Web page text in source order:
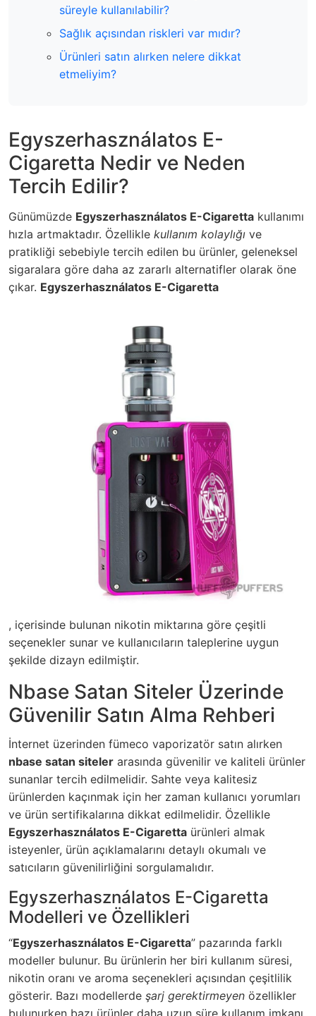
süreyle kullanılabilir?
Sağlık açısından riskleri var mıdır?
Ürünleri satın alırken nelere dikkat
etmeliyim?
Egyszerhasználatos E-
Cigaretta Nedir ve Neden
Tercih Edilir?
Günümüzde Egyszerhasználatos E-Cigaretta kullanımı
hızla artmaktadır. Özellikle kullanım kolaylığı ve
pratikliği sebebiyle tercih edilen bu ürünler, geleneksel
sigaralara göre daha az zararlı alternatifler olarak öne
çıkar. Egyszerhasználatos E-Cigaretta
, içerisinde bulunan nikotin miktarına göre çeşitli
seçenekler sunar ve kullanıcıların taleplerine uygun
şekilde dizayn edilmiştir.
Nbase Satan Siteler Üzerinde
Güvenilir Satın Alma Rehberi
İnternet üzerinden fümeco vaporizatör satın alırken
nbase satan siteler arasında güvenilir ve kaliteli ürünler
sunanlar tercih edilmelidir. Sahte veya kalitesiz
ürünlerden kaçınmak için her zaman kullanıcı yorumları
ve ürün sertifikalarına dikkat edilmelidir. Özellikle
Egyszerhasználatos E-Cigaretta ürünleri almak
isteyenler, ürün açıklamalarını detaylı okumalı ve
satıcıların güvenilirliğini sorgulamalıdır.
Egyszerhasználatos E-Cigaretta
Modelleri ve Özellikleri
“Egyszerhasználatos E-Cigaretta” pazarında farklı
modeller bulunur. Bu ürünlerin her biri kullanım süresi,
nikotin oranı ve aroma seçenekleri açısından çeşitlilik
gösterir. Bazı modellerde şarj gerektirmeyen özellikler
bulunurken bazı ürünler daha uzun süre kullanım imkanı